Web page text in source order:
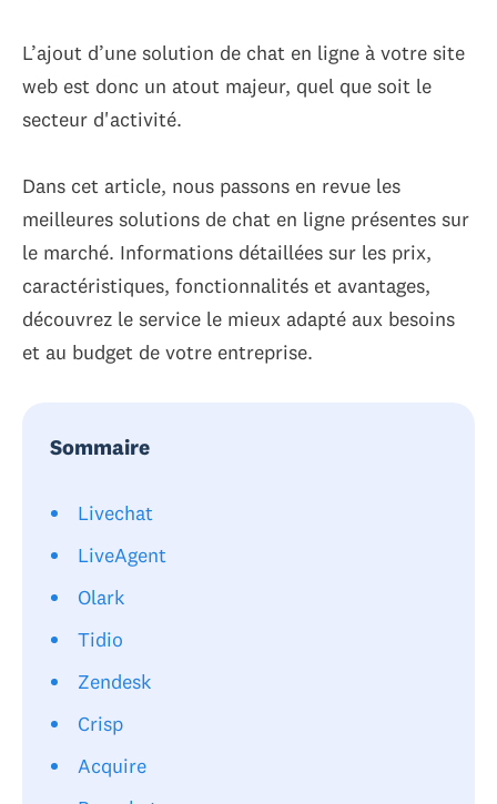
L’ajout d’une solution de chat en ligne à votre site
web est donc un atout majeur, quel que soit le
secteur d'activité.
Dans cet article, nous passons en revue les
meilleures solutions de chat en ligne présentes sur
le marché. Informations détaillées sur les prix,
caractéristiques, fonctionnalités et avantages,
découvrez le service le mieux adapté aux besoins
et au budget de votre entreprise.
Sommaire
Livechat
LiveAgent
Olark
Tidio
Zendesk
Crisp
Acquire